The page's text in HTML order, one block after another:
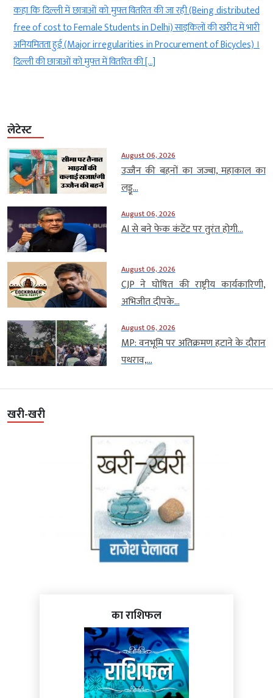
कहा कि दिल्ली में छात्राओं को मुफ्त वितरित की जा रही (Being distributed
free of cost to Female Students in Delhi) साइकिलों की खरीद में भारी
अनियमितता हुई (Major irregularities in Procurement of Bicycles) ।
दिल्ली की छात्राओं को मुफ्त में वितरित की […]
to
ने
लेटेस्ट
August 06, 2026
उज्जैन की बहनों का जज्बा, महाकाल का
लड्डू...
August 06, 2026
AI से बने फेक कंटेंट पर तुरंत होगी...
August 06, 2026
CJP ने घोषित की राष्ट्रीय कार्यकारिणी,
अभिजीत दीपके...
August 06, 2026
MP: वनभूमि पर अतिक्रमण हटाने के दौरान
पथराव,...
खरी-खरी
का राशिफल